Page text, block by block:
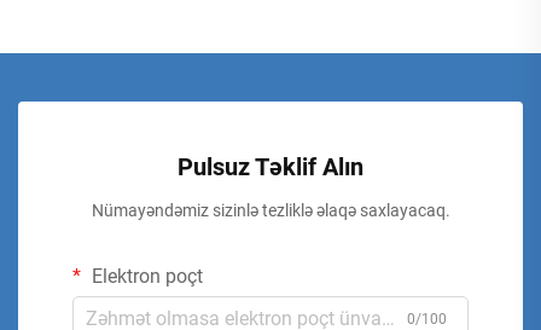
Pulsuz Təklif Alın
Nümayəndəmiz sizinlə tezliklə əlaqə saxlayacaq.
Elektron poçt
0/100